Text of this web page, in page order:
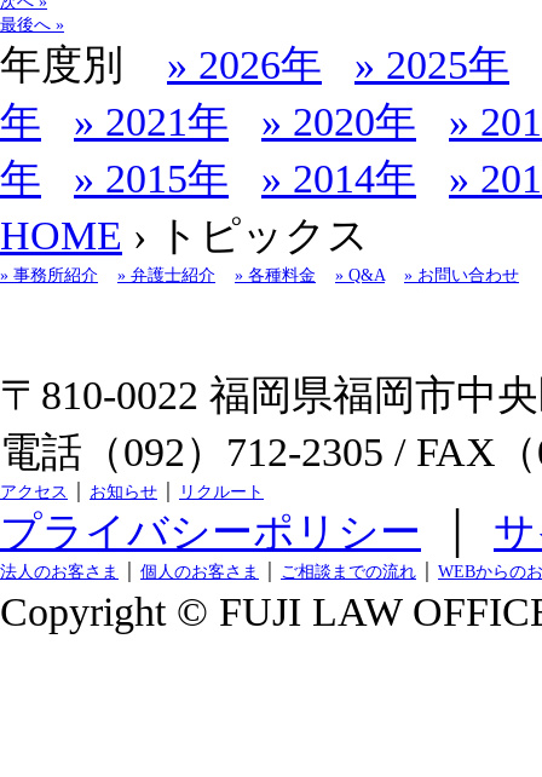
最後へ »
年度別 » 2026年
» 2025年
年
» 2021年 » 2020年
»
年
» 2015年 » 2014年
»
HOME › トピックス
» 事務所紹介 » 弁護士紹介 » 各種料金 » Q&A » お問い合わせ
〒810-0022 福岡県福岡市中
電話（092）712-2305 / FAX
アクセス お知らせ リクルート
プライバシーポリシー
法人のお客さま 個人のお客さま ご相談までの流れ WEBからの
Copyright © FUJI LAW